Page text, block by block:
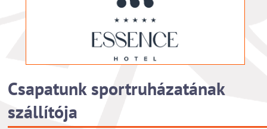
Csapatunk sportruházatának
szállítója